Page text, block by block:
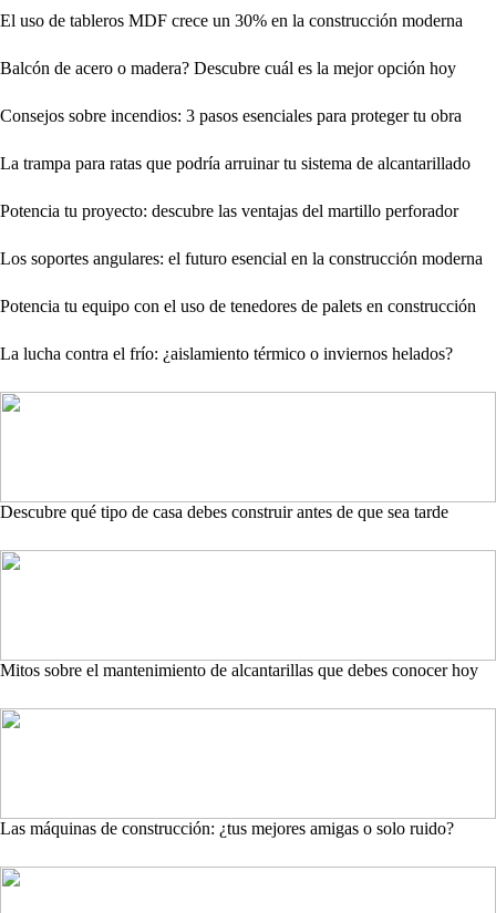
El uso de tableros MDF crece un 30% en la construcción moderna
Balcón de acero o madera? Descubre cuál es la mejor opción hoy
Consejos sobre incendios: 3 pasos esenciales para proteger tu obra
La trampa para ratas que podría arruinar tu sistema de alcantarillado
Potencia tu proyecto: descubre las ventajas del martillo perforador
Los soportes angulares: el futuro esencial en la construcción moderna
Potencia tu equipo con el uso de tenedores de palets en construcción
La lucha contra el frío: ¿aislamiento térmico o inviernos helados?
Descubre qué tipo de casa debes construir antes de que sea tarde
Mitos sobre el mantenimiento de alcantarillas que debes conocer hoy
Las máquinas de construcción: ¿tus mejores amigas o solo ruido?